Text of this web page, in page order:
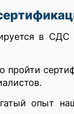
в СДС
опыт